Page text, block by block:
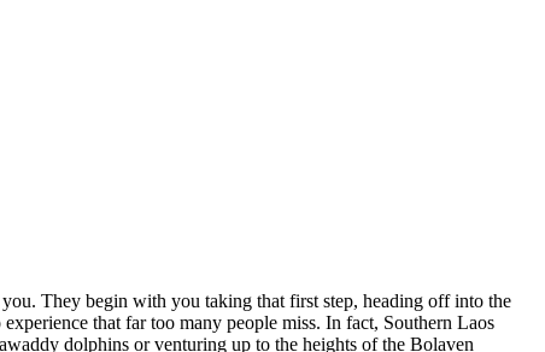
They begin with you taking that first step, heading off into the
that far too many people miss. In fact, Southern Laos
dolphins or venturing up to the heights of the Bolaven